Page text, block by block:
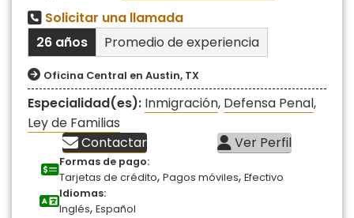
Solicitar una llamada
26 años
Promedio de experiencia
Oficina Central en Austin, TX
Especialidad(es): Inmigración, Defensa Penal,
Ley de Familias
Contactar
Ver Perfil
Formas de pago:
Tarjetas de crédito, Pagos móviles, Efectivo
Idiomas:
Inglés, Español